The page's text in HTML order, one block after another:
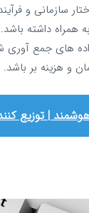
سازمانی و
همراه داشته
های جمع‌ آوری
و هزینه‌ بر باشد.
| توزیع